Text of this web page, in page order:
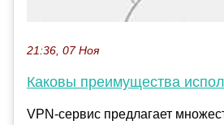
21:36, 07 Ноя
Каковы преимущества
VPN-сервис предлагает